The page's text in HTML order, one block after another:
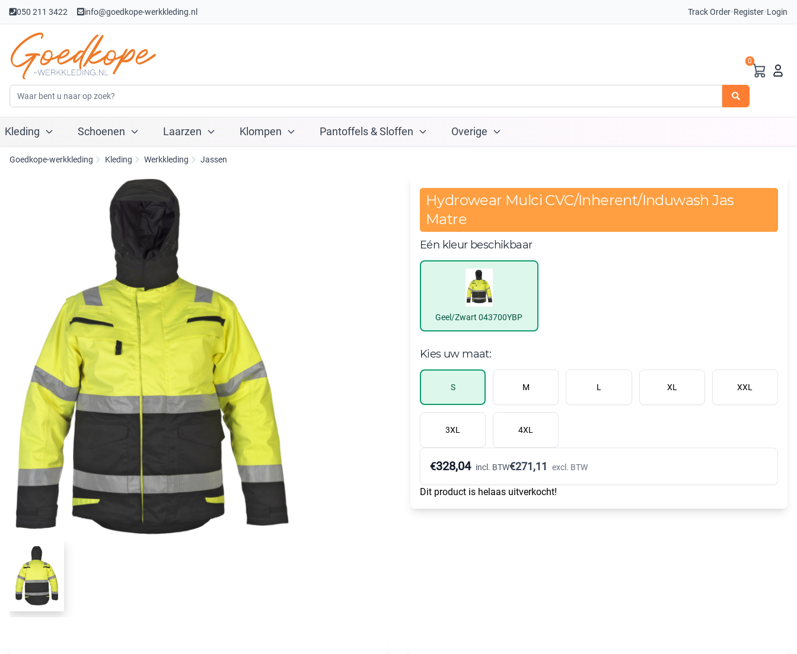
050 211 3422 info@goedkope-werkkleding.nl Track Order•Register•Login
0
Kleding Schoenen Laarzen Klompen Pantoffels & Sloffen Overige
Goedkope-werkkleding Kleding Werkkleding Jassen
Hydrowear Mulci CVC/Inherent/Induwash Jas
Matre
Eén kleur beschikbaar
Geel/Zwart 043700YBP
Kies uw maat:
S M L XL XXL
3XL 4XL
€328,04 incl. BTW€271,11 excl. BTW
Dit product is helaas uitverkocht!